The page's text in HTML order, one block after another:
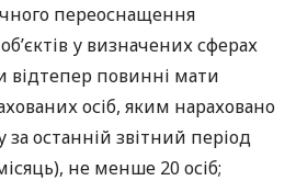
переоснащення
у визначених сферах
відтепер повинні мати
осіб, яким нараховано
за останній звітний період
не менше 20 осіб;